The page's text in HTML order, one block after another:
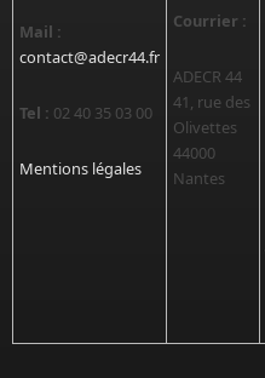
Mail :
contact@adecr44.fr
Tel : 02 40 35 03 00
Mentions légales
Courrier :
ADECR 44
41, rue des
Olivettes
44000
Nantes